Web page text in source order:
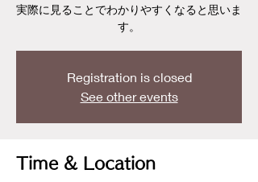
実際に見ることでわかりやすくなると思いま
す。
Registration is closed
See other events
Time & Location